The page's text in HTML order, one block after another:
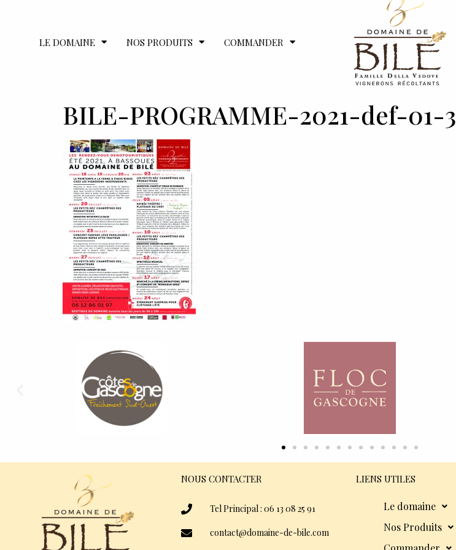
LE DOMAINE NOS PRODUITS COMMANDER
BILE-PROGRAMME-2021-def-01-3
NOUS CONTACTER
Tel Principal : 06 13 08 25 91
contact@domaine-de-bile.com
LIENS UTILES
Le domaine
Nos Produits